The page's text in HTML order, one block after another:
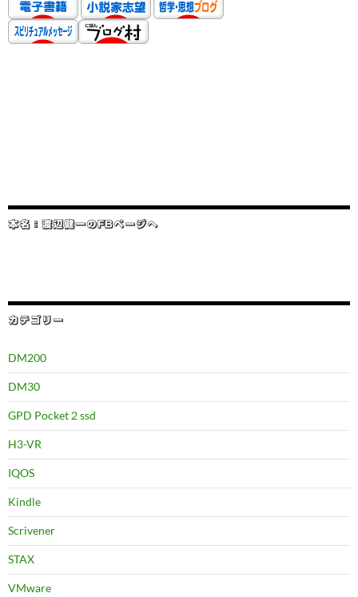
本名：渡辺健一のFBページへ
カテゴリー
DM200
DM30
GPD Pocket２ssd
H3-VR
IQOS
Kindle
Scrivener
STAX
VMware